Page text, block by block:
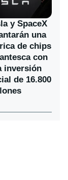
y SpaceX
una
de chips
con
inversión
de 16.800